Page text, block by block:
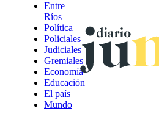
Entre
Ríos
Política
Policiales
Judiciales
Gremiales
Economía
Educación
El país
Mundo